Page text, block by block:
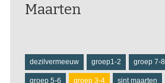
Maarten
dezilvermeeuw groep1-2 groep 7-8
groep 5-6 groep 3-4 sint maarten